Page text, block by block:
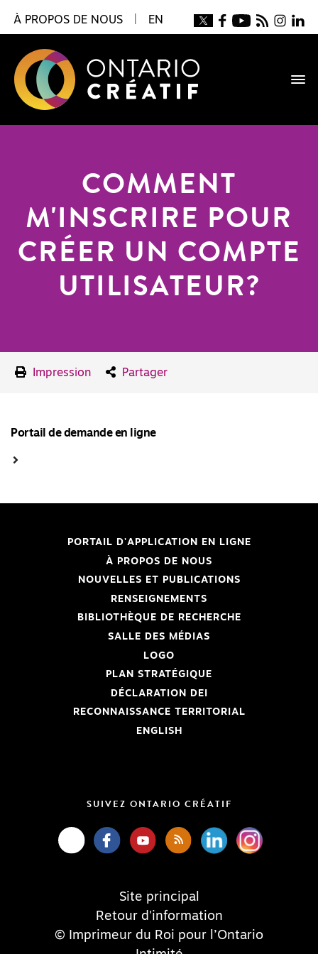
À PROPOS DE NOUS EN
COMMENT
M'INSCRIRE POUR
CRÉER UN COMPTE
UTILISATEUR?
Impression Partager
Portail de demande en ligne
PORTAIL D'APPLICATION EN LIGNE
À PROPOS DE NOUS
NOUVELLES ET PUBLICATIONS
RENSEIGNEMENTS
BIBLIOTHÈQUE DE RECHERCHE
SALLE DES MÉDIAS
LOGO
PLAN STRATÉGIQUE
DÉCLARATION DEI
RECONNAISSANCE TERRITORIAL
ENGLISH
SUIVEZ ONTARIO CRÉATIF
Site principal
Retour d'information
© Imprimeur du Roi pour l’Ontario